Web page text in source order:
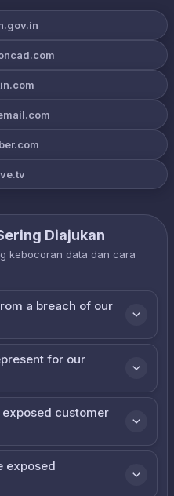
Diajukan
kebocoran data dan cara
a breach of our
for our
customer
exposed